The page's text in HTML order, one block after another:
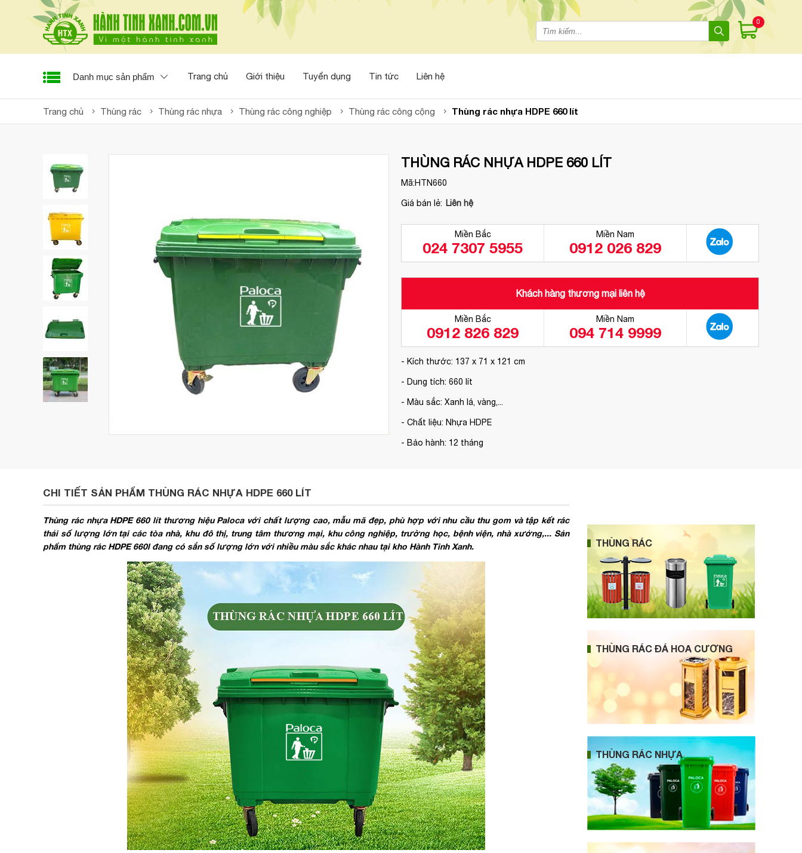
0
Danh mục sản phẩm Trang chủ Giới thiệu Tuyển dụng Tin tức Liên hệ
Trang chủ Thùng rác Thùng rác nhựa Thùng rác công nghiệp Thùng rác công cộng Thùng rác nhựa HDPE 660 lít
THÙNG RÁC NHỰA HDPE 660 LÍT
Mã:HTN660
Giá bán lẻ: Liên hệ
Miền Bắc
024 7307 5955
Miền Nam
0912 026 829
Khách hàng thương mại liên hệ
Miền Bắc
0912 826 829
Miền Nam
094 714 9999
- Kích thước: 137 x 71 x 121 cm
- Dung tích: 660 lít
- Màu sắc: Xanh lá, vàng,...
- Chất liệu: Nhựa HDPE
- Bảo hành: 12 tháng
CHI TIẾT SẢN PHẨM THÙNG RÁC NHỰA HDPE 660 LÍT
Thùng rác nhựa HDPE 660 lít thương hiệu Paloca với chất lượng cao, mẫu mã đẹp, phù hợp với nhu cầu thu gom và tập kết rác
thải số lượng lớn tại các tòa nhà, khu đô thị, trung tâm thương mại, khu công nghiệp, trường học, bệnh viện, nhà xưởng,... Sản
phẩm thùng rác HDPE 660l đang có sắn số lượng lớn với nhiều màu sắc khác nhau tại kho Hành Tinh Xanh.
THÙNG RÁC
THÙNG RÁC ĐÁ HOA CƯƠNG
THÙNG RÁC NHỰA